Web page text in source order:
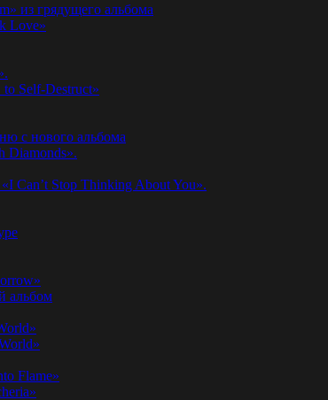
из грядущего альбома
Love»
Self-Destruct»
с нового альбома
Diamonds».
Can’t Stop Thinking About You».
альбом
Flame»